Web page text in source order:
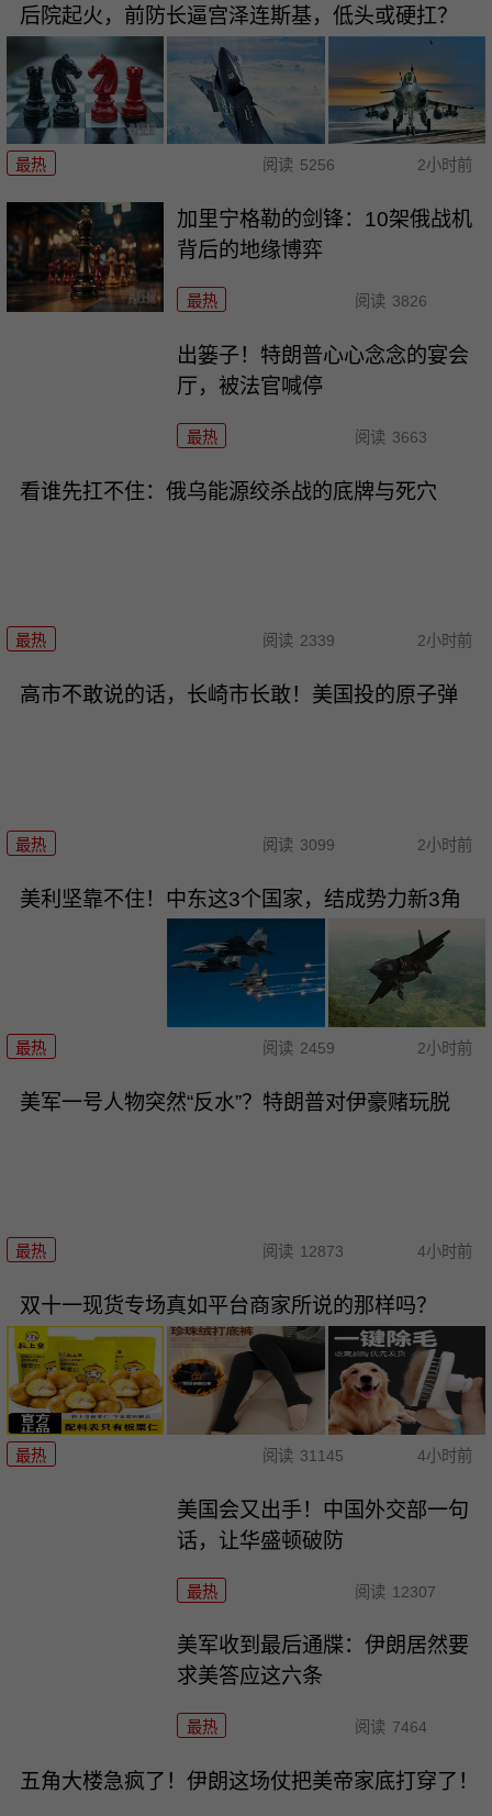
后院起火，前防长逼宫泽连斯基，低头或硬扛？
最热 阅读 5256 2小时前
加里宁格勒的剑锋：10架俄战机
背后的地缘博弈
最热 阅读 3826
出篓子！特朗普心心念念的宴会
厅，被法官喊停
最热 阅读 3663
看谁先扛不住：俄乌能源绞杀战的底牌与死穴
最热 阅读 2339 2小时前
高市不敢说的话，长崎市长敢！美国投的原子弹
最热 阅读 3099 2小时前
美利坚靠不住！中东这3个国家，结成势力新3角
最热 阅读 2459 2小时前
美军一号人物突然“反水”？特朗普对伊豪赌玩脱
最热 阅读 12873 4小时前
双十一现货专场真如平台商家所说的那样吗？
最热 阅读 31145 4小时前
美国会又出手！中国外交部一句
话，让华盛顿破防
最热 阅读 12307
美军收到最后通牒：伊朗居然要
求美答应这六条
最热 阅读 7464
五角大楼急疯了！伊朗这场仗把美帝家底打穿了！